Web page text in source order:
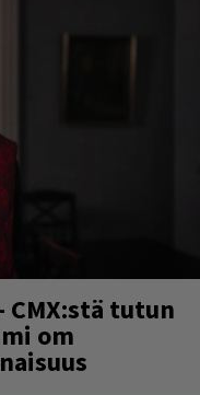
CMX:stä tutun
om